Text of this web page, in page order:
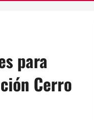
para
Cerro